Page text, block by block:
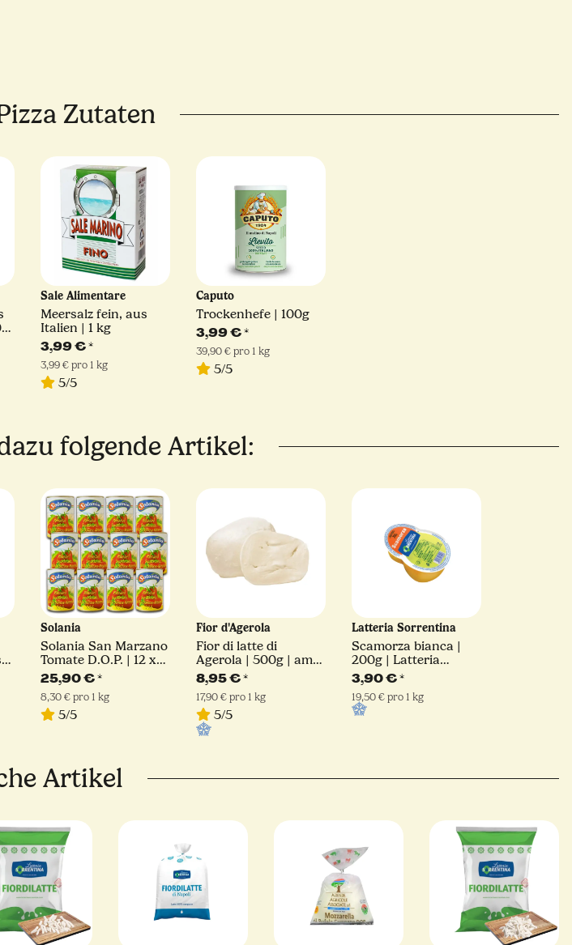
Zutaten
‎Sale Alimentare
Meersalz fein, aus
Italien | 1 kg
3,99 €*
3,99 € pro 1 kg
5/5
Caputo
Trockenhefe | 100g
3,99 €*
39,90 € pro 1 kg
5/5
folgende Artikel:
Solania
Solania San Marzano
Tomate D.O.P. | 12 x
400 g
25,90 €*
8,30 € pro 1 kg
5/5
Fior d'Agerola
Fior di latte di
Agerola | 500g | am
Stück
8,95 €*
17,90 € pro 1 kg
5/5
Latteria Sorrentina
Scamorza bianca |
200g | Latteria
Sorrentina
3,90 €*
19,50 € pro 1 kg
Artikel